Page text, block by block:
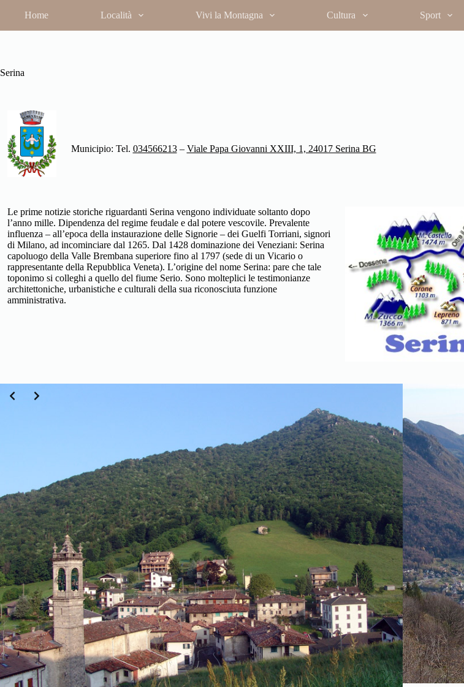
Home Località Vivi la Montagna Cultura Sport
Serina
Municipio: Tel. 034566213– Viale Papa Giovanni XXIII, 1, 24017 Serina BG
Le prime notizie storiche riguardanti Serina vengono individuate soltanto dopo
l’anno mille. Dipendenza del regime feudale e dal potere vescovile. Prevalente
influenza – all’epoca della instaurazione delle Signorie – dei Guelfi Torriani, signori
di Milano, ad incominciare dal 1265. Dal 1428 dominazione dei Veneziani: Serina
capoluogo della Valle Brembana superiore fino al 1797 (sede di un Vicario o
rappresentante della Repubblica Veneta). L’origine del nome Serina: pare che tale
toponimo si colleghi a quello del fiume Serio. Sono molteplici le testimonianze
architettoniche, urbanistiche e culturali della sua riconosciuta funzione
amministrativa.